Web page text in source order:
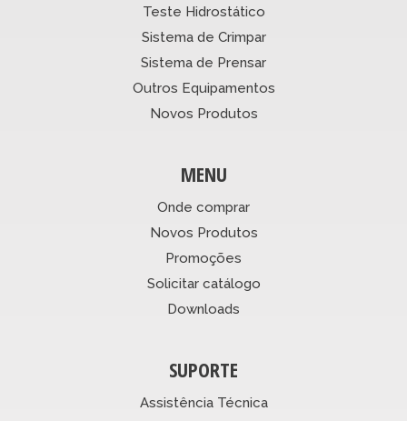
Teste Hidrostático
Sistema de Crimpar
Sistema de Prensar
Outros Equipamentos
Novos Produtos
MENU
Onde comprar
Novos Produtos
Promoções
Solicitar catálogo
Downloads
SUPORTE
Assistência Técnica